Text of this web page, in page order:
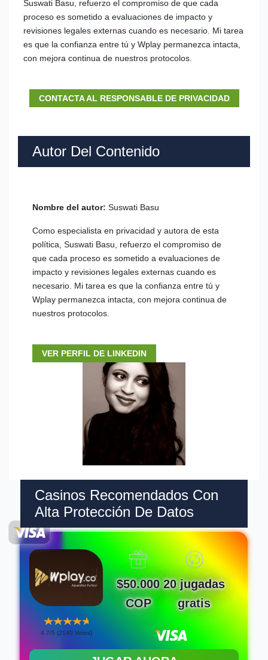
Suswati Basu, refuerzo el compromiso de que cada
proceso es sometido a evaluaciones de impacto y
revisiones legales externas cuando es necesario. Mi tarea
es que la confianza entre tú y Wplay permanezca intacta,
con mejora continua de nuestros protocolos.
CONTACTA AL RESPONSABLE DE PRIVACIDAD
Autor Del Contenido
Nombre del autor: Suswati Basu
Como especialista en privacidad y autora de esta
política, Suswati Basu, refuerzo el compromiso de
que cada proceso es sometido a evaluaciones de
impacto y revisiones legales externas cuando es
necesario. Mi tarea es que la confianza entre tú y
Wplay permanezca intacta, con mejora continua de
nuestros protocolos.
VER PERFIL DE LINKEDIN
Casinos Recomendados Con
Alta Protección De Datos
4.7/5 (2140 Votos)
$50.000
COP
20 jugadas
gratis